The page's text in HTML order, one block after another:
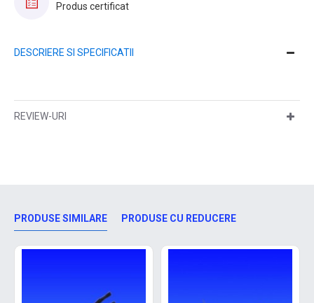
Produs certificat
DESCRIERE SI SPECIFICATII
REVIEW-URI
PRODUSE SIMILARE PRODUSE CU REDUCERE